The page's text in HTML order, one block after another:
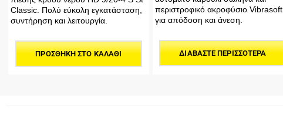
Classic. Πολύ εύκολη εγκατάσταση,
συντήρηση και λειτουργία.
ΠΡΟΣΘΉΚΗ ΣΤΟ ΚΑΛΆΘΙ
περιστροφικό ακροφύσιο Vibrasoft
για απόδοση και άνεση.
ΔΙΑΒΆΣΤΕ ΠΕΡΙΣΣΌΤΕΡΑ